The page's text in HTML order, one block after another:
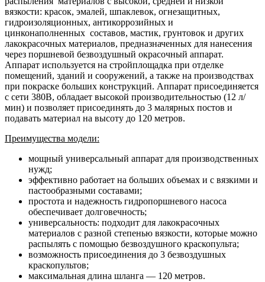
вязкости: красок, эмалей, шпаклевок, огнезащитных,
гидроизоляционных, антикоррозийных и
цинконаполненных составов, мастик, грунтовок и других
лакокрасочных материалов, предназначенных для нанесения
через поршневой безвоздушный окрасочный аппарат.
Аппарат используется на стройплощадка при отделке
помещений, зданий и сооружений, а также на производствах
при покраске больших конструкций. Аппарат присоединяется
с сети 380B, обладает высокой производительностью (12 л/
мин) и позволяет присоединять до 3 малярных постов и
подавать материал на высоту до 120 метров.
Преимущества модели:
мощный универсальный аппарат для производственных
нужд;
эффективно работает на больших объемах и с вязкими и
пастообразными составами;
простота и надежность гидропоршневого насоса
обеспечивает долговечность;
универсальность: подходит для лакокрасочных
материалов с разной степенью вязкости, которые можно
распылять с помощью безвоздушного краскопульта;
возможность присоединения до 3 безвоздушных
краскопультов;
максимальная длина шланга — 120 метров.